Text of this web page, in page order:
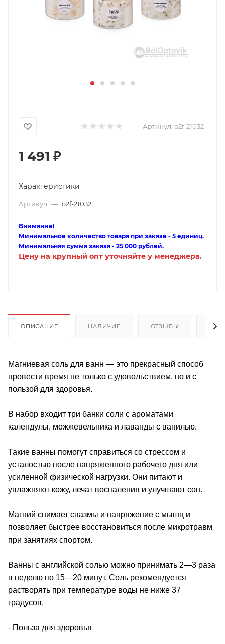
Артикул: o2f-21032
1 491 ₽
Характеристики
Артикул — o2f-21032
Внимание!
Минимальное количество товара при заказе - 5 единиц.
Минимальная сумма заказа - 25 000 рублей.
Цену на крупный опт уточняйте у менеджера.
ОПИСАНИЕ НАЛИЧИЕ ОТЗЫВЫ
Магниевая соль для ванн — это прекрасный способ
провести время не только с удовольствием, но и с
пользой для здоровья.
В набор входит три банки соли с ароматами
календулы, можжевельника и лаванды с ванилью.
Такие ванны помогут справиться со стрессом и
усталостью после напряженного рабочего дня или
усиленной физической нагрузки. Они питают и
увлажняют кожу, лечат воспаления и улучшают сон.
Магний снимает спазмы и напряжение с мышц и
позволяет быстрее восстановиться после микротравм
при занятиях спортом.
Ванны с английской солью можно принимать 2—3 раза
в неделю по 15—20 минут. Соль рекомендуется
растворять при температуре воды не ниже 37
градусов.
- Польза для здоровья